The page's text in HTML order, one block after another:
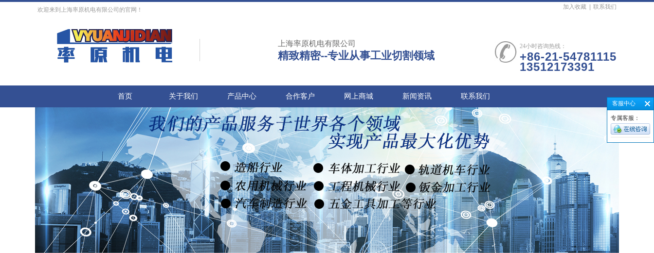
加入收藏 联系我们
欢迎来到上海率原机电有限公司的官网！
上海率原机电有限公司
精致精密--专业从事工业切割领域
24小时咨询热线：
+86-21-54781115
13512173391
首页 关于我们 产品中心 合作客户 网上商城 新闻资讯 联系我们
KTB2陶瓷体
客服中心
专属客服：